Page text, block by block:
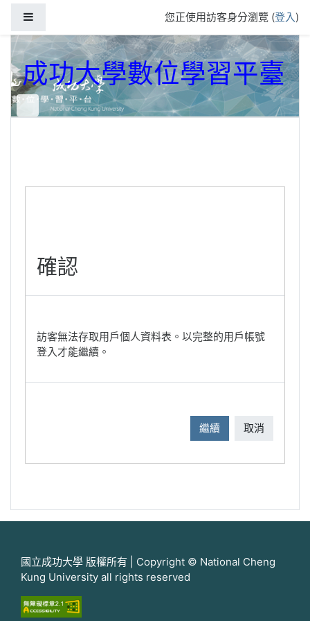
您正使用訪客身分瀏覽 (登入)
成功大學數位學習平臺
確認
訪客無法存取用戶個人資料表。以完整的用戶帳號
登入才能繼續。
繼續 取消
國立成功大學 版權所有 | Copyright © National Cheng
Kung University all rights reserved